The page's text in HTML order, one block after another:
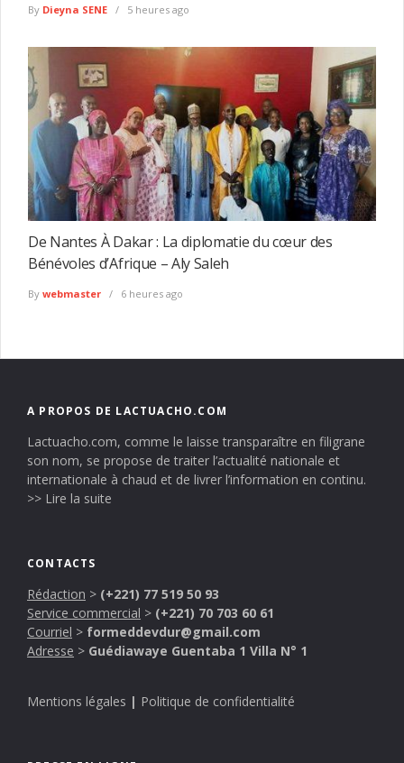
By Dieyna SENE 5 heures ago
De Nantes À Dakar : La diplomatie du cœur des
Bénévoles d’Afrique – Aly Saleh
By webmaster 6 heures ago
A PROPOS DE LACTUACHO.COM
Lactuacho.com, comme le laisse transparaître en filigrane
son nom, se propose de traiter l’actualité nationale et
internationale à chaud et de livrer l’information en continu.
>> Lire la suite
CONTACTS
Rédaction > (+221) 77 519 50 93
Service commercial > (+221) 70 703 60 61
Courriel > formeddevdur@gmail.com
Adresse > Guédiawaye Guentaba 1 Villa N° 1
Mentions légales | Politique de confidentialité